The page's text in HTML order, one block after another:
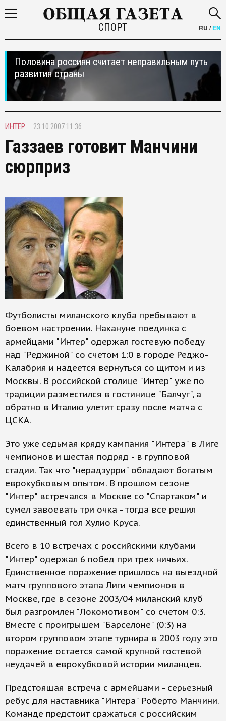
СПОРТ RU /EN
Половина россиян считает неправильным путь
развития страны
ИНТЕР 23.10.2007 11:36
Газзаев готовит Манчини
сюрприз
Футболисты миланского клуба пребывают в
боевом настроении. Накануне поединка с
армейцами "Интер" одержал гостевую победу
над "Реджиной" со счетом 1:0 в городе Реджо-
Калабрия и надеется вернуться со щитом и из
Москвы. В российской столице "Интер" уже по
традиции разместился в гостинице "Балчуг", а
обратно в Италию улетит сразу после матча с
ЦСКА.
Это уже седьмая кряду кампания "Интера" в Лиге
чемпионов и шестая подряд - в групповой
стадии. Так что "нерадзурри" обладают богатым
еврокубковым опытом. В прошлом сезоне
"Интер" встречался в Москве со "Спартаком" и
сумел завоевать три очка - тогда все решил
единственный гол Хулио Круса.
Всего в 10 встречах с российскими клубами
"Интер" одержал 6 побед при трех ничьих.
Единственное поражение пришлось на выездной
матч группового этапа Лиги чемпионов в
Москве, где в сезоне 2003/04 миланский клуб
был разгромлен "Локомотивом" со счетом 0:3.
Вместе с проигрышем "Барселоне" (0:3) на
втором групповом этапе турнира в 2003 году это
поражение остается самой крупной гостевой
неудачей в еврокубковой истории миланцев.
Предстоящая встреча с армейцами - серьезный
ребус для наставника "Интера" Роберто Манчини.
Команде предстоит сражаться с российским